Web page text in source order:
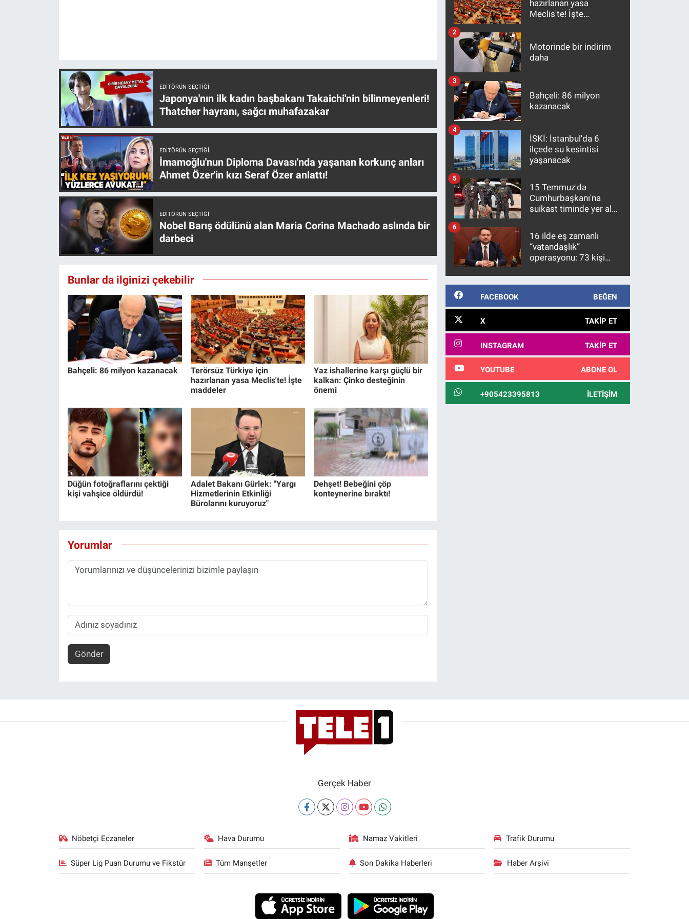
EDITÖRÜN SEÇTIĞI
Japonya'nın ilk kadın başbakanı Takaichi'nin bilinmeyenleri!
Thatcher hayranı, sağcı muhafazakar
EDITÖRÜN SEÇTIĞI
İmamoğlu'nun Diploma Davası'nda yaşanan korkunç anları
Ahmet Özer'in kızı Seraf Özer anlattı!
EDITÖRÜN SEÇTIĞI
Nobel Barış ödülünü alan Maria Corina Machado aslında bir
darbeci
Bunlar da ilginizi çekebilir
Bahçeli: 86 milyon kazanacak
Terörsüz Türkiye için
hazırlanan yasa Meclis'te! İşte
maddeler
Yaz ishallerine karşı güçlü bir
kalkan: Çinko desteğinin
önemi
Düğün fotoğraflarını çektiği
kişi vahşice öldürdü!
Adalet Bakanı Gürlek: "Yargı
Hizmetlerinin Etkinliği
Bürolarını kuruyoruz"
Dehşet! Bebeğini çöp
konteynerine bıraktı!
Yorumlar
Gönder
hazırlanan yasa
Meclis'te! İşte
Motorinde bir indirim
daha
2
Bahçeli: 86 milyon
kazanacak
3
İSKİ: İstanbul'da 6
ilçede su kesintisi
yaşanacak
4
15 Temmuz'da
Cumhurbaşkanı'na
suikast timinde yer alan
10 yıl sonra yakalandı
5
16 ilde eş zamanlı
“vatandaşlık”
operasyonu: 73 kişi
6
FACEBOOK BEĞEN
X TAKIP ET
INSTAGRAM TAKIP ET
YOUTUBE ABONE OL
+905423395813 İLETIŞIM
Gerçek Haber
Nöbetçi Eczaneler Hava Durumu Namaz Vakitleri Trafik Durumu
Süper Lig Puan Durumu ve Fikstür Tüm Manşetler Son Dakika Haberleri Haber Arşivi
Koronavirüs
Kültür Sanat
Ne demişti
Programlar
Türkiye'nin Gündemi
Yerel Gündem
Yerel Yaşam
Canlı Yayın